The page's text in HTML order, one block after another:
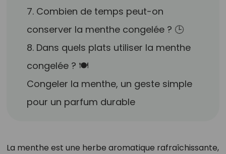
7. Combien de temps peut-on
conserver la menthe congelée ? 🕒
8. Dans quels plats utiliser la menthe
congelée ? 🍽️
Congeler la menthe, un geste simple
pour un parfum durable
La menthe est une herbe aromatique rafraîchissante,